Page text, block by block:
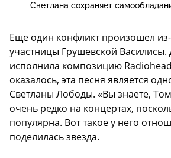
Светлана сохраняет
Еще один конфликт произошел
участницы Грушевской Василисы.
исполнила композицию
оказалось, эта песня является
Светланы Лободы. «Вы знаете,
очень редко на концертах,
популярна. Вот такое у него
поделилась звезда.